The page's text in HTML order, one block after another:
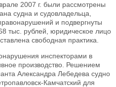
2007 г. были рассмотрены
судна и судовладельца,
и подвергнуты
тыс. рублей, юридическое лицо
свободная практика.
инспекторами в
производство. Решением
Александра Лебедева судно
Камчатский для